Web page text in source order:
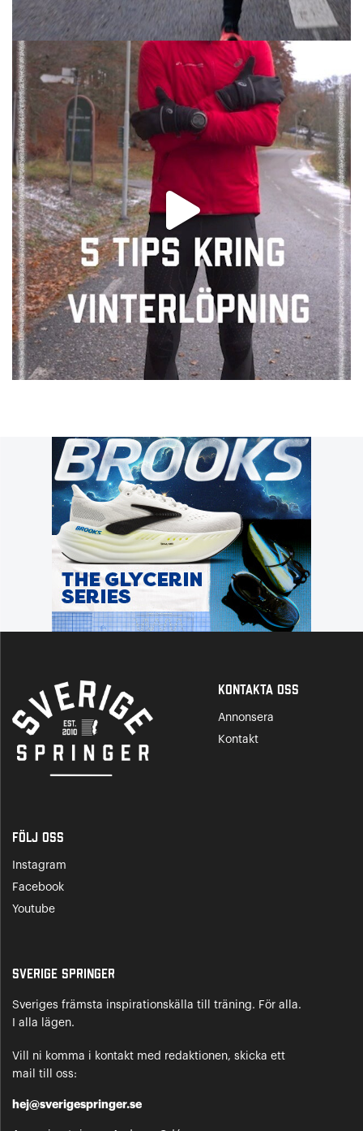
Kontakta Oss
Annonsera
Kontakt
Följ oss
Instagram
Facebook
Youtube
Sverige Springer
Sveriges främsta inspirationskälla till träning. För alla.
I alla lägen.
Vill ni komma i kontakt med redaktionen, skicka ett
mail till oss:
hej@sverigespringer.se